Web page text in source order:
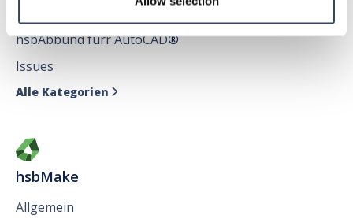
hsbAbbund fürr AutoCAD®
Issues
Alle Kategorien 
hsbMake
Allgemein